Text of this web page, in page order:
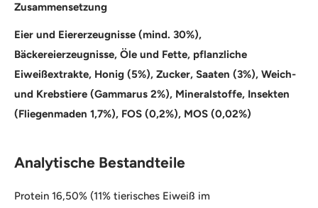
Zusammensetzung
Eier und Eiererzeugnisse (mind. 30%),
Bäckereierzeugnisse, Öle und Fette, pflanzliche
Eiweißextrakte, Honig (5%), Zucker, Saaten (3%), Weich-
und Krebstiere (Gammarus 2%), Mineralstoffe, Insekten
(Fliegenmaden 1,7%), FOS (0,2%), MOS (0,02%)
Analytische Bestandteile
Protein 16,50% (11% tierisches Eiweiß im